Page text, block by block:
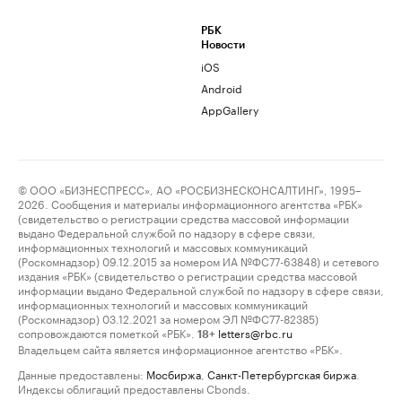
РБК
Новости
iOS
Android
AppGallery
© ООО «БИЗНЕСПРЕСС», АО «РОСБИЗНЕСКОНСАЛТИНГ», 1995–
2026. Сообщения и материалы информационного агентства «РБК»
(свидетельство о регистрации средства массовой информации
выдано Федеральной службой по надзору в сфере связи,
информационных технологий и массовых коммуникаций
(Роскомнадзор) 09.12.2015 за номером ИА №ФС77-63848) и сетевого
издания «РБК» (свидетельство о регистрации средства массовой
информации выдано Федеральной службой по надзору в сфере связи,
информационных технологий и массовых коммуникаций
(Роскомнадзор) 03.12.2021 за номером ЭЛ №ФС77-82385)
сопровождаются пометкой «РБК».
18+ letters@rbc.ru
Владельцем сайта является информационное агентство «РБК».
Данные предоставлены: Мосбиржа Санкт-Петербургская биржа
Индексы облигаций предоставлены Cbonds.